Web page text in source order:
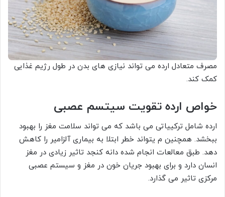
مصرف متعادل ارده می تواند نیازی های بدن در طول رژیم غذایی
کمک کند.
خواص ارده تقویت سیتسم عصبی
ارده شامل ترکییاتی می باشد که می تواند سلامت مغز را بهبود
ببخشد. همچنین م یتواند خطر ابتلا به بیماری آلزامیر را کاهش
دهد. طبق معالعات انجام شده دانه کنجد تاثیر زیادی در مغز
انسان دارد و برای بهبود جریان خون در مغز و سیستم عصبی
مرکزی تاثیر می گذارد.